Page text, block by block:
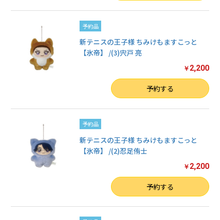
予約品
新テニスの王子様 ちみけもますこっと
【氷帝】 /(3)宍戸 亮
￥ 2,200
予約する
予約品
新テニスの王子様 ちみけもますこっと
【氷帝】 /(2)忍足侑士
￥ 2,200
予約する